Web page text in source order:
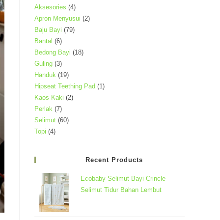
Produk
Aksesories 44
Produk
Apron Menyusui 22
Baju Bayi 7979
Bantal 66
Produk
Bedong Bayi 1818
Guling 33
Produk
Handuk 1919
Produk
Hipseat Teething Pad 1 1
Kaos Kaki 22
Perlak 77
Produk
Selimut 6060
Topi 44
Recent Products
Ecobaby Selimut Bayi Crincle
Selimut Tidur Bahan Lembut